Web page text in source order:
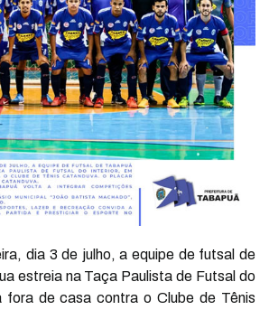
dia 3 de julho, a equipe de futsal de
estreia na Taça Paulista de Futsal do
fora de casa contra o Clube de Tênis